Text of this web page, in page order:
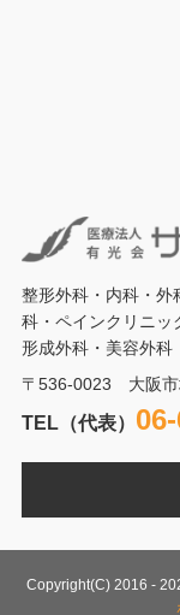
整形外科・内科・外
科・ペインクリニッ
形成外科・美容外科
〒536-0023 大阪市
TEL（代表）
Copyright(C) 2016 -